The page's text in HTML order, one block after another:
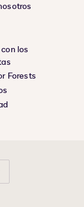
los
Forests